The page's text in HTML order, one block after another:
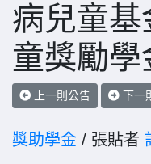
病兒童基
童獎勵
上一則公告 下一
獎助學金 / 張貼者